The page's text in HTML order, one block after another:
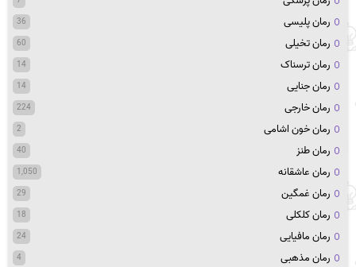
رمان پلیسی 36
رمان تخیلی 60
رمان ترسناک 14
رمان جنایی 14
رمان خارجی 224
رمان خون اشامی 2
رمان طنز 40
رمان عاشقانه 1,050
رمان غمگین 29
رمان کلکلی 18
رمان مافیایی 24
رمان مذهبی 4